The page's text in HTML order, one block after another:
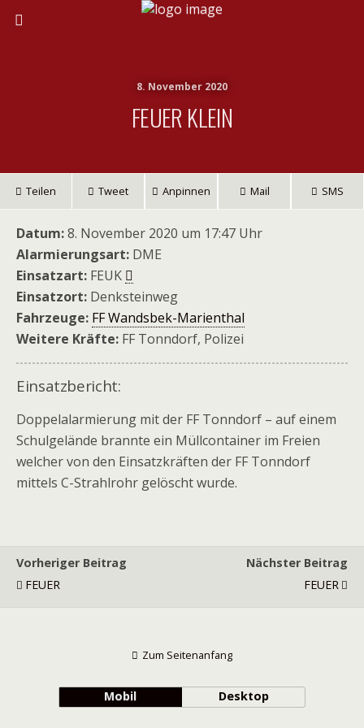
8. November 2020
FEUER KLEIN
Teilen Tweet Anpinnen Mail SMS
Datum:8. November 2020 um 17:47 Uhr
Alarmierungsart: DME
Einsatzart: FEUK
Einsatzort: Denksteinweg
Fahrzeuge: FF Wandsbek-Marienthal
Weitere Kräfte: FF Tonndorf, Polizei
Einsatzbericht:
Doppelalarmierung mit der FF Tonndorf – auf einem
Schulgelände brannte ein Müllcontainer im Freien
welcher von den Einsatzkräften der FF Tonndorf
mittels C-Strahlrohr gelöscht wurde.
Vorheriger Beitrag
FEUER
Nächster Beitrag
FEUER
Zum Seitenanfang
Mobil Desktop